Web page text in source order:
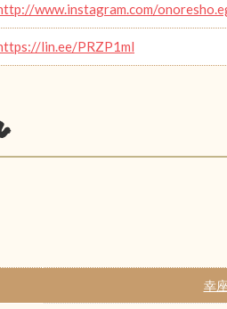
www.instagram.com/
lin.ee/PRZP1ml
幸